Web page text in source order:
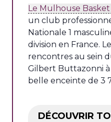
Le Mulhouse
un club
Nationale 1
division en France.
rencontres au sein
Gilbert Buttazonni
belle enceinte de 3
DÉCOUVRIR